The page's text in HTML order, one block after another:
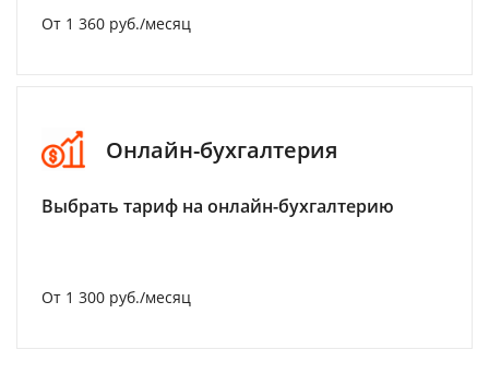
От 1 360 руб./месяц
Онлайн-бухгалтерия
Выбрать тариф на онлайн-бухгалтерию
От 1 300 руб./месяц